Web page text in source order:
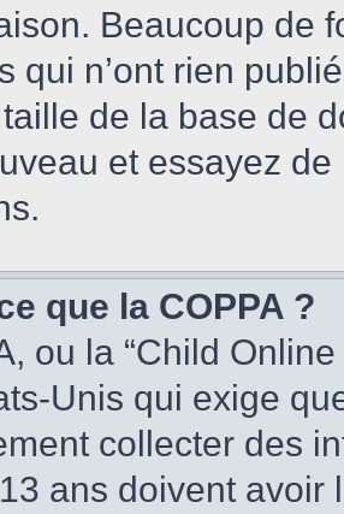
Beaucoup de
qui n’ont rien
de la base de
et essayez
que la COPPA ?
ou la “Child
Unis qui exige
collecter des
ans doivent